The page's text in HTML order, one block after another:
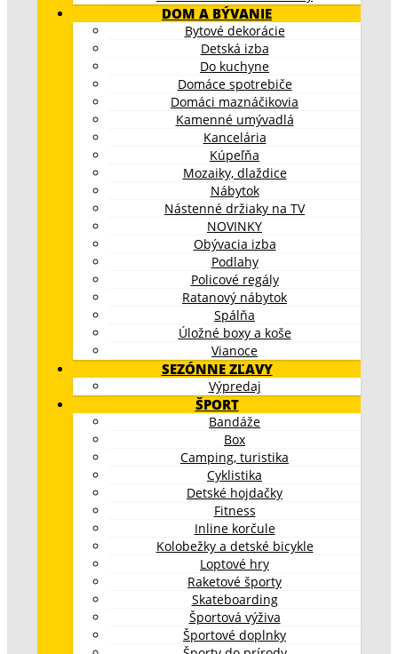
DOM A BÝVANIE
Bytové dekorácie
Detská izba
Do kuchyne
Domáce spotrebiče
Domáci maznáčikovia
Kamenné umývadlá
Kancelária
Kúpeľňa
Mozaiky, dlaždice
Nábytok
Nástenné držiaky na TV
NOVINKY
Obývacia izba
Podlahy
Policové regály
Ratanový nábytok
Spálňa
Úložné boxy a koše
Vianoce
SEZÓNNE ZĽAVY
Výpredaj
ŠPORT
Bandáže
Box
Camping, turistika
Cyklistika
Detské hojdačky
Fitness
Inline korčule
Kolobežky a detské bicykle
Loptové hry
Raketové športy
Skateboarding
Športová výživa
Športové doplnky